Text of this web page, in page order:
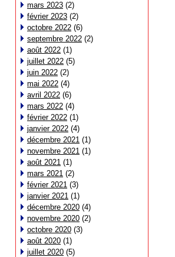
mars 2023 (2)
février 2023 (2)
octobre 2022 (6)
septembre 2022 (2)
août 2022 (1)
juillet 2022 (5)
juin 2022 (2)
mai 2022 (4)
avril 2022 (6)
mars 2022 (4)
février 2022 (1)
janvier 2022 (4)
décembre 2021 (1)
novembre 2021 (1)
août 2021 (1)
mars 2021 (2)
février 2021 (3)
janvier 2021 (1)
décembre 2020 (4)
novembre 2020 (2)
octobre 2020 (3)
août 2020 (1)
juillet 2020 (5)